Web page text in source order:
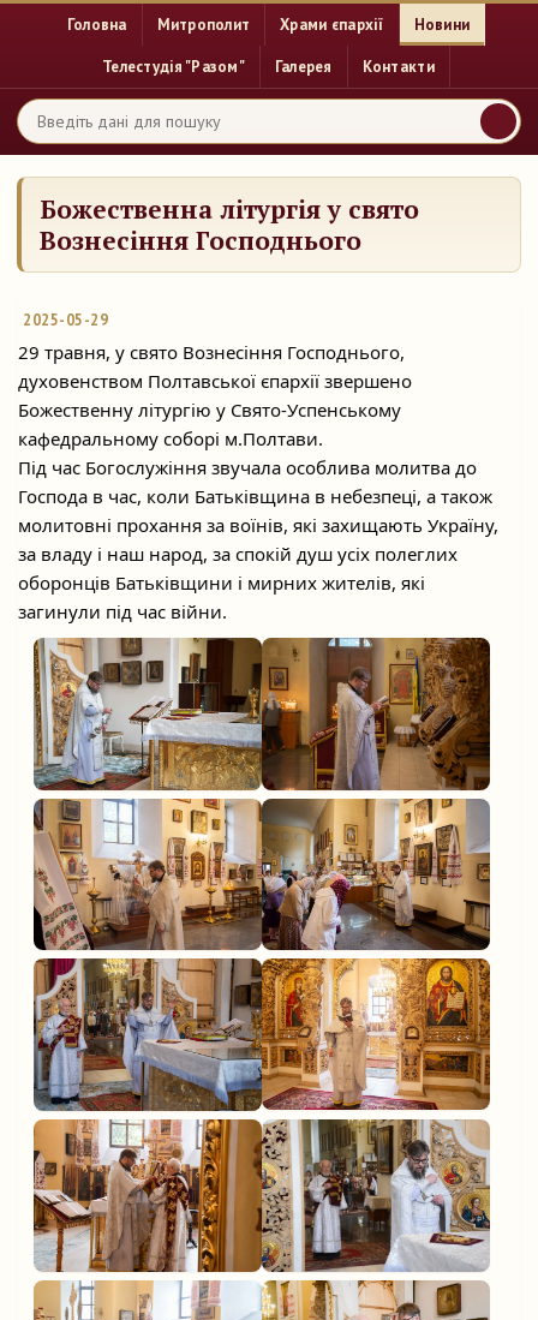
Головна Митрополит Храми єпархії Новини
Телестудія "Разом" Галерея Контакти
Божественна літургія у свято
Вознесіння Господнього
2025-05-29
29 травня, у свято Вознесіння Господнього,
духовенством Полтавської єпархії звершено
Божественну літургію у Свято-Успенському
кафедральному соборі м.Полтави.
Під час Богослужіння звучала особлива молитва до
Господа в час, коли Батьківщина в небезпеці, а також
молитовні прохання за воїнів, які захищають Україну,
за владу і наш народ, за спокій душ усіх полеглих
оборонців Батьківщини і мирних жителів, які
загинули під час війни.